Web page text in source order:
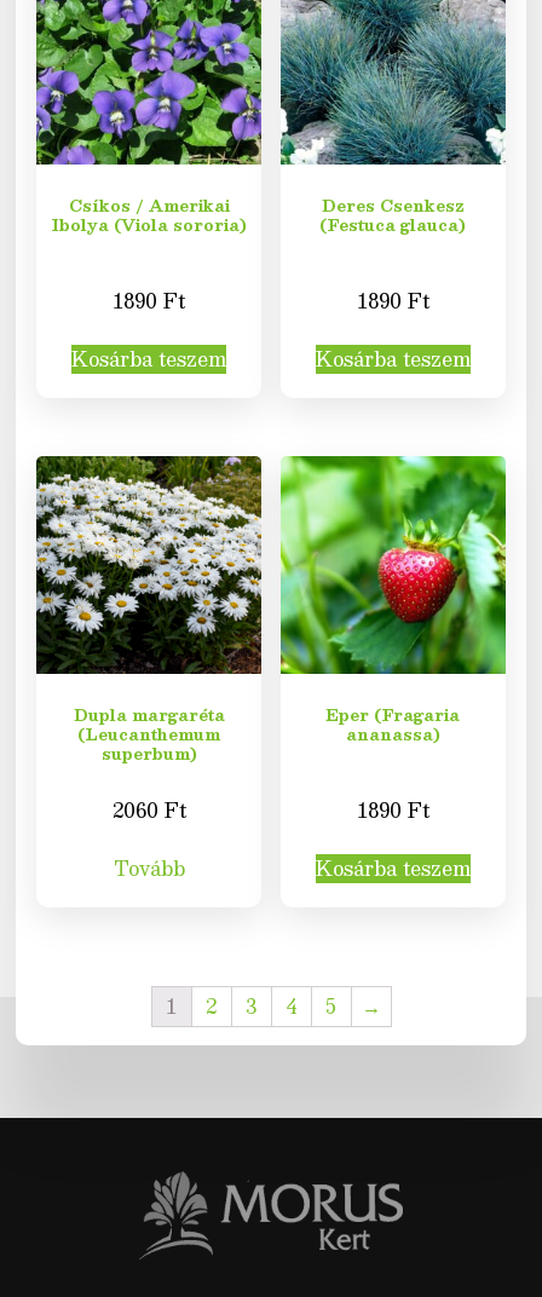
Csíkos / Amerikai
Ibolya (Viola sororia)
1890Ft
Kosárba teszem
Deres Csenkesz
(Festuca glauca)
1890 Ft
Kosárba teszem
Dupla margaréta
(Leucanthemum
superbum)
2060 Ft
Tovább
Eper (Fragaria
ananassa)
1890 Ft
Kosárba teszem
1 2 3 4 5 →